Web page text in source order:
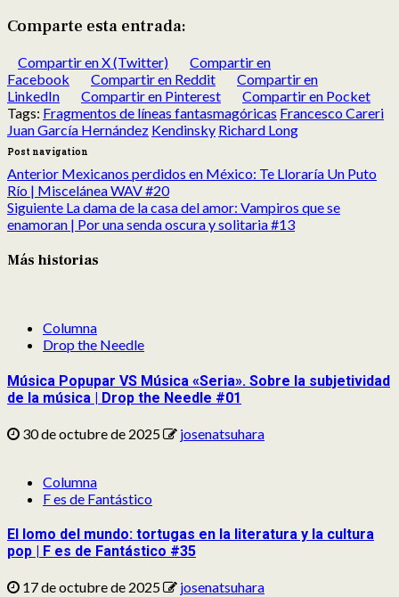
Comparte esta entrada:
Compartir en X (Twitter)
Compartir en
Facebook
Compartir en Reddit
Compartir en
LinkedIn
Compartir en Pinterest
Compartir en Pocket
Tags: Fragmentos de líneas fantasmagóricas Francesco Careri
Juan García Hernández Kendinsky Richard Long
Post navigation
Anterior Mexicanos perdidos en México: Te Lloraría Un Puto
Río | Miscelánea WAV #20
Siguiente La dama de la casa del amor: Vampiros que se
enamoran | Por una senda oscura y solitaria #13
Más historias
Columna
Drop the Needle
Música Popupar VS Música «Seria». Sobre la subjetividad
de la música | Drop the Needle #01
30 de octubre de 2025 josenatsuhara
Columna
F es de Fantástico
El lomo del mundo: tortugas en la literatura y la cultura
pop | F es de Fantástico #35
17 de octubre de 2025 josenatsuhara